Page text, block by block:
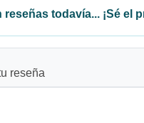
reseñas todavía... ¡Sé el
reseña